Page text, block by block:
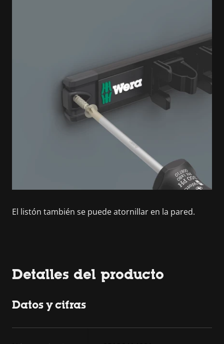
El listón también se puede atornillar en la pared.
Detalles del producto
Datos y cifras